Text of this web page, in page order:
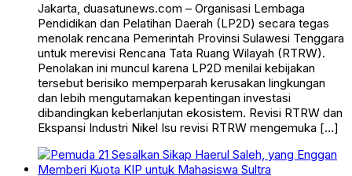
Jakarta, duasatunews.com – Organisasi Lembaga
Pendidikan dan Pelatihan Daerah (LP2D) secara tegas
menolak rencana Pemerintah Provinsi Sulawesi Tenggara
untuk merevisi Rencana Tata Ruang Wilayah (RTRW).
Penolakan ini muncul karena LP2D menilai kebijakan
tersebut berisiko memperparah kerusakan lingkungan
dan lebih mengutamakan kepentingan investasi
dibandingkan keberlanjutan ekosistem. Revisi RTRW dan
Ekspansi Industri Nikel Isu revisi RTRW mengemuka […]